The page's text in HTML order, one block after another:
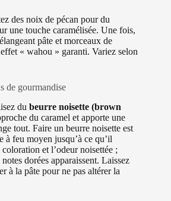
des noix de pécan pour du
une touche caramélisée. Une fois,
pâte et morceaux de
« wahou » garanti. Variez selon
de gourmandise
du beurre noisette (brown
du caramel et apporte une
tout. Faire un beurre noisette est
à feu moyen jusqu’à ce qu’il
et l’odeur noisettée ;
dorées apparaissent. Laissez
à la pâte pour ne pas altérer la